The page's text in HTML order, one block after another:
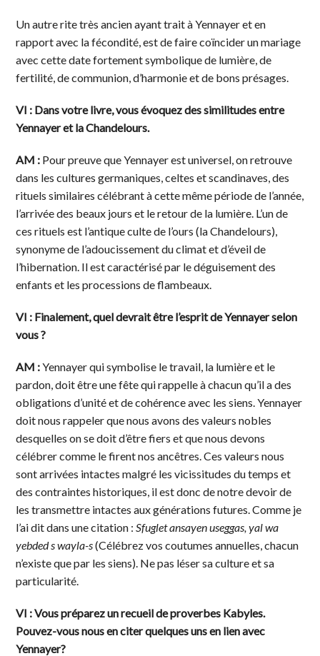
Un autre rite très ancien ayant trait à Yennayer et en
rapport avec la fécondité, est de faire coïncider un mariage
avec cette date fortement symbolique de lumière, de
fertilité, de communion, d’harmonie et de bons présages.
VI : Dans votre livre, vous évoquez des similitudes entre
Yennayer et la Chandelours.
AM : Pour preuve que Yennayer est universel, on retrouve
dans les cultures germaniques, celtes et scandinaves, des
rituels similaires célébrant à cette même période de l’année,
l’arrivée des beaux jours et le retour de la lumière. L’un de
ces rituels est l’antique culte de l’ours (la Chandelours),
synonyme de l’adoucissement du climat et d’éveil de
l’hibernation. Il est caractérisé par le déguisement des
enfants et les processions de flambeaux.
VI : Finalement, quel devrait être l’esprit de Yennayer selon
vous ?
AM :Yennayer qui symbolise le travail, la lumière et le
pardon, doit être une fête qui rappelle à chacun qu’il a des
obligations d’unité et de cohérence avec les siens. Yennayer
doit nous rappeler que nous avons des valeurs nobles
desquelles on se doit d’être fiers et que nous devons
célébrer comme le firent nos ancêtres. Ces valeurs nous
sont arrivées intactes malgré les vicissitudes du temps et
des contraintes historiques, il est donc de notre devoir de
les transmettre intactes aux générations futures. Comme je
l’ai dit dans une citation :Sfuglet ansayen useggas, yal wa
yebded s wayla-s(Célébrez vos coutumes annuelles, chacun
n’existe que par les siens). Ne pas léser sa culture et sa
particularité.
VI : Vous préparez un recueil de proverbes Kabyles.
Pouvez-vous nous en citer quelques uns en lien avec
Yennayer?